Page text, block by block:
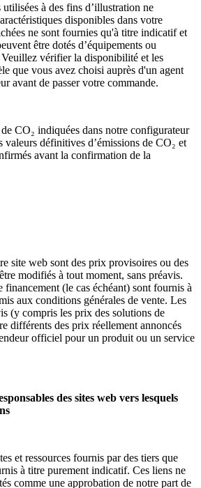
à des fins d’illustration ne
disponibles dans votre
ne sont fournies qu'à titre indicatif et
être dotés d’équipements ou
Veuillez vérifier la disponibilité et les
que vous avez choisi auprès d'un agent
avant de passer votre commande.
CO₂ indiquées dans notre configurateur
valeurs définitives d’émissions de CO₂ et
avant la confirmation de la
site web sont des prix provisoires ou des
modifiés à tout moment, sans préavis.
(le cas échéant) sont fournis à
aux conditions générales de vente. Les
(y compris les prix des solutions de
différents des prix réellement annoncés
officiel pour un produit ou un service
des sites web vers lesquels
et ressources fournis par des tiers que
à titre purement indicatif. Ces liens ne
comme une approbation de notre part de